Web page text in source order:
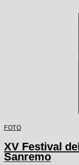
FOTO
XV Festival
Sanremo